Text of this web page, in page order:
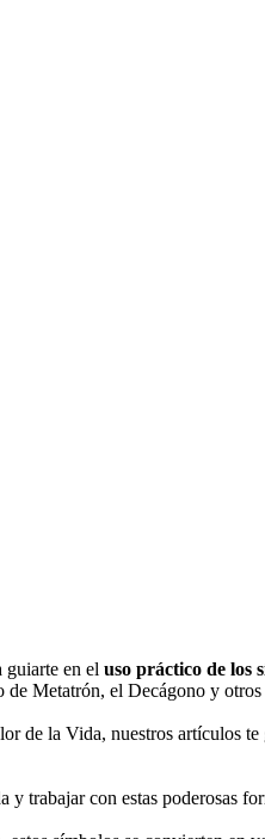
guiarte en el uso práctico de los
Metatrón, el Decágono y
de la Vida, nuestros artículos
trabajar con estas poderosas